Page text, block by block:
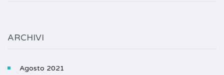
ARCHIVI
Agosto 2021